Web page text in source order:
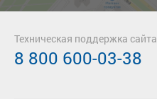
Техническая поддержка сайта
8 800 600-03-38